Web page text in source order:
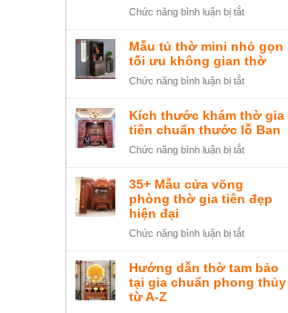
hàng
cách
bày
đặt
và
bày
đúng
phong
Chức năng bình luận bị tắtở
loại
kích
án
thờ
chuẩn
hút
Mẫu tủ thờ mini nhỏ gọn
tối ưu không gian thờ
Chức năng bình luận bị tắtở
tủ
thờ
nhỏ
ưu
gian
Kích thước khám thờ gia
tiên chuẩn thước lỗ Ban
Chức năng bình luận bị tắtở
khám
thước
lỗ
35+ Mẫu cửa võng
phòng thờ gia tiên đẹp
hiện đại
Chức năng bình luận bị tắtở
Mẫu
cửa
Hướng dẫn thờ tam bảo
tại gia chuẩn phong thủy
từ A-Z